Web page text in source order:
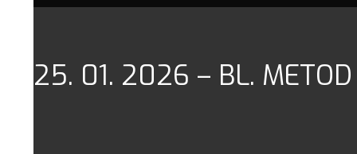
25. 01. 2026 – BL. METOD